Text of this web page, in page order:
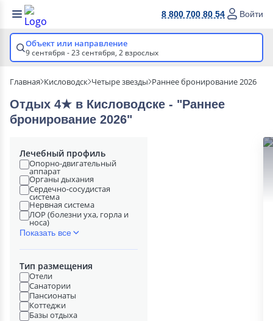
8 800 700 80 54 Войти
Объект или направление
9 сентября - 23 сентября, 2 взрослых
Главная Кисловодск Четыре звезды Раннее бронирование 2026
Отдых 4★ в Кисловодске - "Раннее
бронирование 2026"
Лечебный профиль
Опорно-двигательный
аппарат
Органы дыхания
Сердечно-сосудистая
система
Нервная система
ЛОР (болезни уха, горла и
носа)
Показать все
Тип размещения
Отели
Санатории
Пансионаты
Коттеджи
Базы отдыха